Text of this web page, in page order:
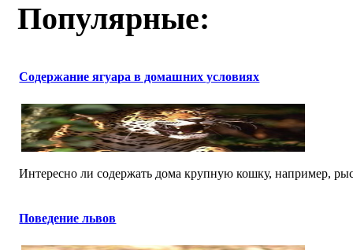
Популярные:
Содержание ягуара в домашних условиях
Интересно ли содержать дома крупную кошку, например,
Поведение львов